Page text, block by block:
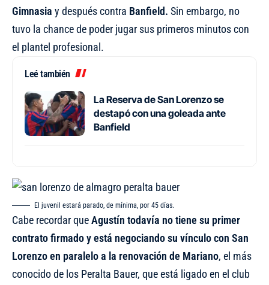
Gimnasia y después contra Banfield. Sin embargo, no
tuvo la chance de poder jugar sus primeros minutos con
el plantel profesional.
Leé también
La Reserva de San Lorenzo se
destapó con una goleada ante
Banfield
El juvenil estará parado, de mínima, por 45 días.
Cabe recordar queAgustín todavía no tiene su primer
contrato firmado y está negociando su vínculo con San
Lorenzo en paralelo a la renovación de Mariano, el más
conocido de los Peralta Bauer, que está ligado en el club